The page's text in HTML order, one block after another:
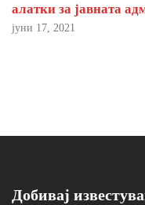
алатки за јавната
јуни 17, 2021
Добивај